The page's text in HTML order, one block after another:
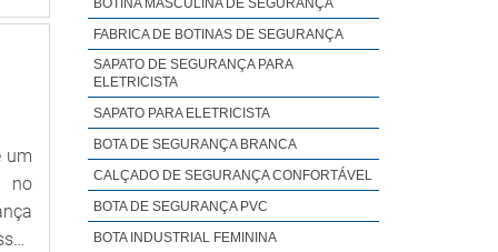
e
por
um
no
BOTINA MASCULINA DE SEGURANÇA
FABRICA DE BOTINAS DE SEGURANÇA
SAPATO DE SEGURANÇA PARA
ELETRICISTA
SAPATO PARA ELETRICISTA
BOTA DE SEGURANÇA BRANCA
CALÇADO DE SEGURANÇA CONFORTÁVEL
BOTA DE SEGURANÇA PVC
BOTA INDUSTRIAL FEMININA